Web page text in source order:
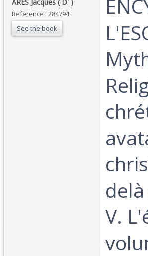
‎ARES Jacques ( D' )‎
Reference : 284794
See the book
V.